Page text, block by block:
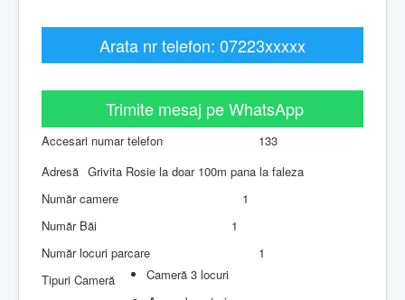
Arata nr telefon: 07223xxxxx
Trimite mesaj pe WhatsApp
Accesari numar telefon
133
Adresă Grivita Rosie la doar 100m pana la faleza
Număr camere
1
Număr Băi
1
Număr locuri parcare
1
Tipuri Cameră
Cameră 3 locuri